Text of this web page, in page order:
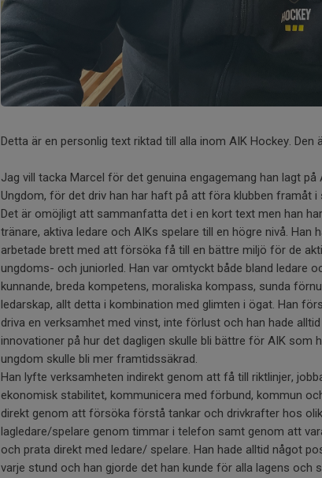
Detta är en personlig text riktad till alla inom AIK Hockey. Den
Jag vill tacka Marcel för det genuina engagemang han lagt på
Ungdom, för det driv han har haft på att föra klubben framåt
Det är omöjligt att sammanfatta det i en kort text men han
tränare, aktiva ledare och AIKs spelare till en högre nivå. Han
arbetade brett med att försöka få till en bättre miljö för de
ungdoms- och juniorled. Han var omtyckt både bland ledare
kunnande, breda kompetens, moraliska kompass, sunda
ledarskap, allt detta i kombination med glimten i ögat. Han
driva en verksamhet med vinst, inte förlust och han hade
innovationer på hur det dagligen skulle bli bättre för AIK som
ungdom skulle bli mer framtidssäkrad.
Han lyfte verksamheten indirekt genom att få till riktlinjer,
ekonomisk stabilitet, kommunicera med förbund, kommun
direkt genom att försöka förstå tankar och drivkrafter hos
lagledare/spelare genom timmar i telefon samt genom att
och prata direkt med ledare/ spelare. Han hade alltid något
varje stund och han gjorde det han kunde för alla lagens och